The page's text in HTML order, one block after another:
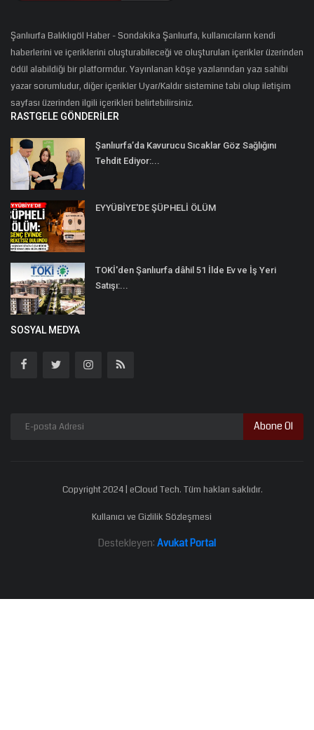
Şanlıurfa Balıklıgöl Haber - Sondakika Şanlıurfa, kullanıcıların kendi
haberlerini ve içeriklerini oluşturabileceği ve oluşturulan içerikler üzerinden
ödül alabildiği bir platformdur. Yayınlanan köşe yazılarından yazı sahibi
yazar sorumludur, diğer içerikler Uyar/Kaldır sistemine tabi olup iletişim
sayfası üzerinden ilgili içerikleri belirtebilirsiniz.
RASTGELE GÖNDERILER
Şanlıurfa’da Kavurucu Sıcaklar Göz Sağlığını
Tehdit Ediyor:...
EYYÜBİYE'DE ŞÜPHELİ ÖLÜM
TOKİ'den Şanlıurfa dâhil 51 İlde Ev ve İş Yeri
Satışı:...
SOSYAL MEDYA
Abone Ol
Copyright 2024 | eCloud Tech. Tüm hakları saklıdır.
Kullanıcı ve Gizlilik Sözleşmesi
Destekleyen: Avukat Portal